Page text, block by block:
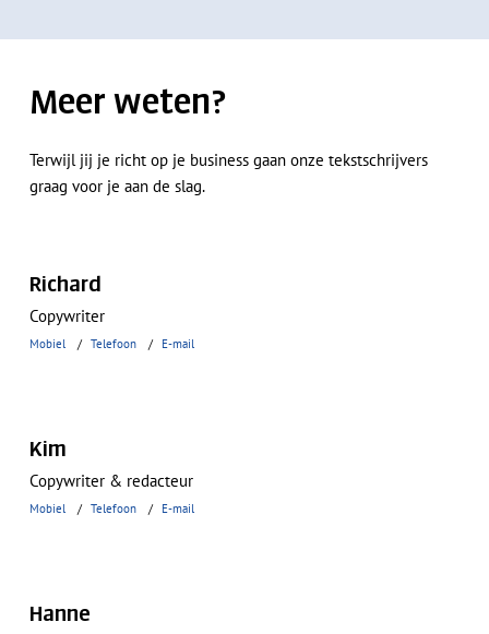
Meer weten?
Terwijl jij je richt op je business gaan onze tekstschrijvers
graag voor je aan de slag.
Richard
Copywriter
Mobiel Telefoon E-mail
Kim
Copywriter & redacteur
Mobiel Telefoon E-mail
Hanne